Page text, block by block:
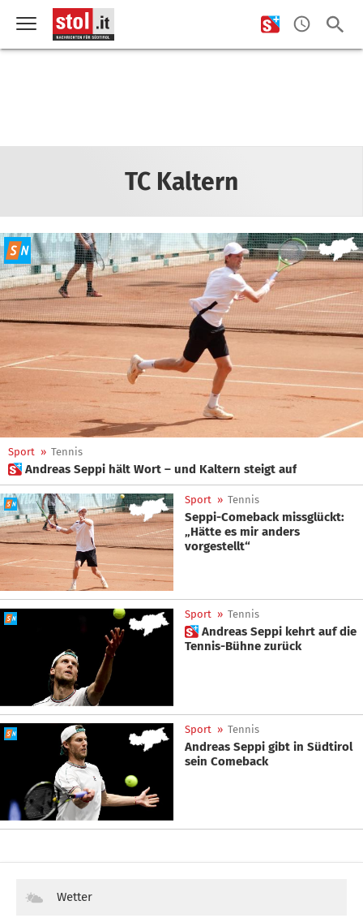
TC Kaltern
Sport » Tennis
 Andreas Seppi hält Wort – und Kaltern steigt auf
Sport » Tennis
Seppi-Comeback missglückt:
„Hätte es mir anders
vorgestellt“
Sport » Tennis
 Andreas Seppi kehrt auf die
Tennis-Bühne zurück
Sport » Tennis
Andreas Seppi gibt in Südtirol
sein Comeback
Wetter